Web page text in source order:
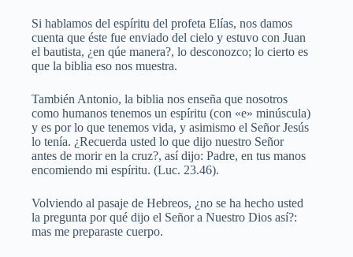
Si hablamos del espíritu del profeta Elías, nos damos
cuenta que éste fue enviado del cielo y estuvo con Juan
el bautista, ¿en qúe manera?, lo desconozco; lo cierto es
que la biblia eso nos muestra.
También Antonio, la biblia nos enseña que nosotros
como humanos tenemos un espíritu (con «e» minúscula)
y es por lo que tenemos vida, y asimismo el Señor Jesús
lo tenía. ¿Recuerda usted lo que dijo nuestro Señor
antes de morir en la cruz?, así dijo: Padre, en tus manos
encomiendo mi espíritu. (Luc. 23.46).
Volviendo al pasaje de Hebreos, ¿no se ha hecho usted
la pregunta por qué dijo el Señor a Nuestro Dios así?:
mas me preparaste cuerpo.